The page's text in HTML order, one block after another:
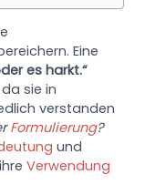
Eine
es harkt.“
sie in
verstanden
Formulierung?
und
Verwendung